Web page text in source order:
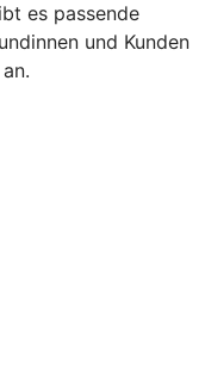
es passende
und Kunden